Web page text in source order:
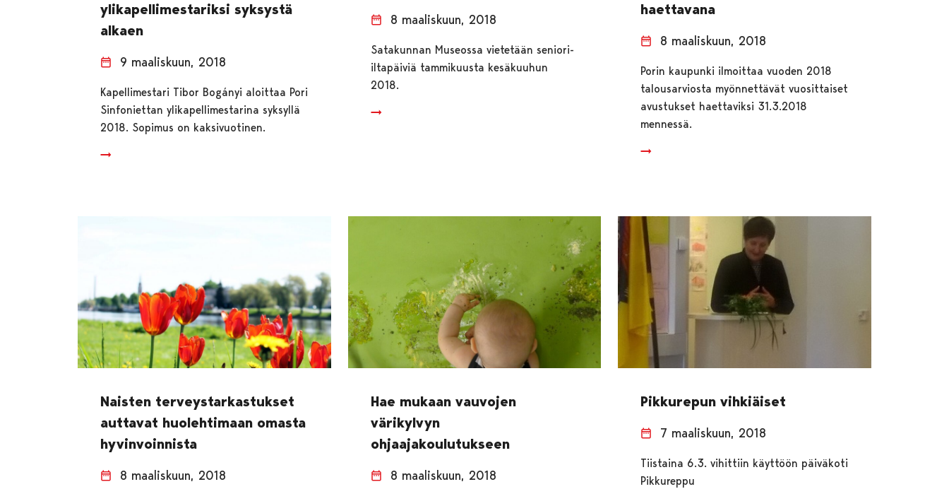
ylikapellimestariksi syksystä
alkaen
9 maaliskuun, 2018
Kapellimestari Tibor Bogányi aloittaa Pori
Sinfoniettan ylikapellimestarina syksyllä
2018. Sopimus on kaksivuotinen.
8 maaliskuun, 2018
Satakunnan Museossa vietetään seniori-
iltapäiviä tammikuusta kesäkuuhun
2018.
haettavana
8 maaliskuun, 2018
Porin kaupunki ilmoittaa vuoden 2018
talousarviosta myönnettävät vuosittaiset
avustukset haettaviksi 31.3.2018
mennessä.
Naisten terveystarkastukset
auttavat huolehtimaan omasta
hyvinvoinnista
8 maaliskuun, 2018
Hae mukaan vauvojen
värikylvyn
ohjaajakoulutukseen
8 maaliskuun, 2018
Pikkurepun vihkiäiset
7 maaliskuun, 2018
Tiistaina 6.3. vihittiin käyttöön päiväkoti
Pikkureppu